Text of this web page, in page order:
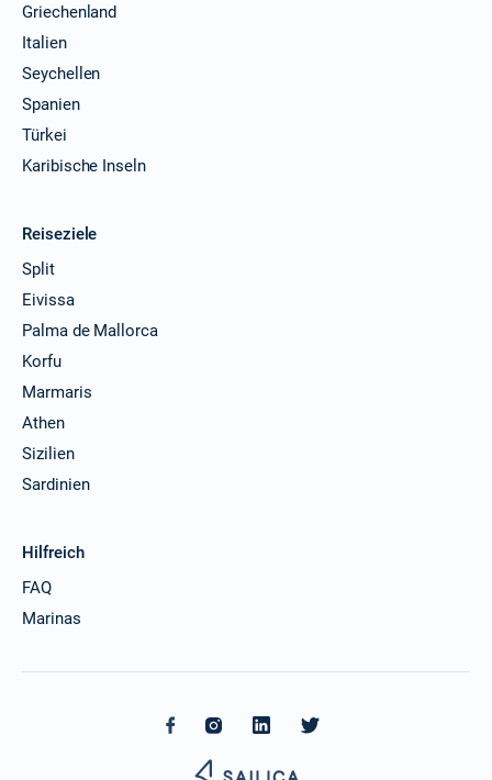
Griechenland
Italien
Seychellen
Spanien
Türkei
Karibische Inseln
Reiseziele
Split
Eivissa
Palma de Mallorca
Korfu
Marmaris
Athen
Sizilien
Sardinien
Hilfreich
FAQ
Marinas